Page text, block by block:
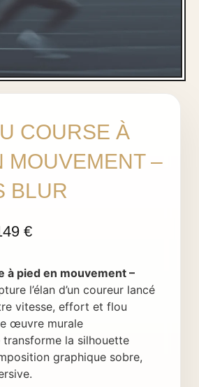
COURSE À
MOUVEMENT –
BLUR
à pied en mouvement –
l’élan d’un coureur lancé
vitesse, effort et flou
œuvre murale
la silhouette
graphique sobre,